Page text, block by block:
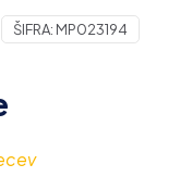
ŠIFRA: MP023194